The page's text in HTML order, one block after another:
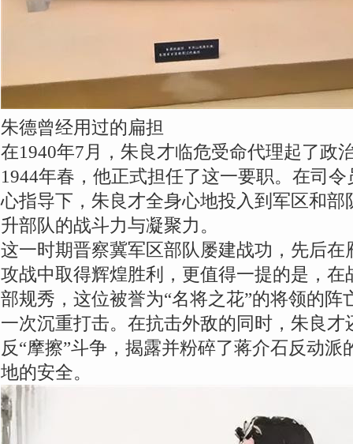
朱德曾经用过的扁担
在1940年7月，朱良才临危受命代理起了政
1944年春，他正式担任了这一要职。在司
心指导下，朱良才全身心地投入到军区和
升部队的战斗力与凝聚力。
这一时期晋察冀军区部队屡建战功，先后
攻战中取得辉煌胜利，更值得一提的是，
部规秀，这位被誉为“名将之花”的将领的阵
一次沉重打击。在抗击外敌的同时，朱良
反“摩擦”斗争，揭露并粉碎了蒋介石反动
地的安全。